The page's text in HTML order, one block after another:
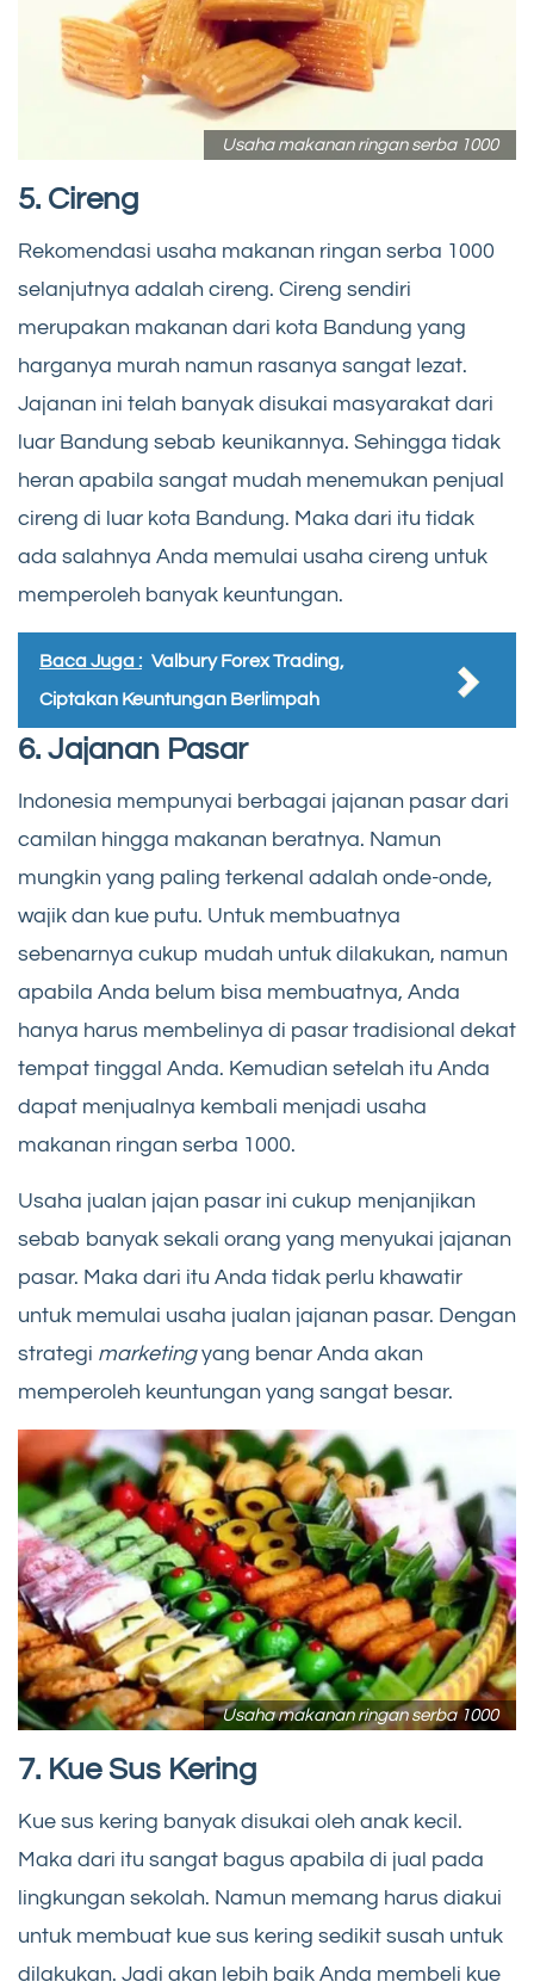
Usaha makanan ringan serba 1000
5. Cireng
Rekomendasi usaha makanan ringan serba 1000
selanjutnya adalah cireng. Cireng sendiri
merupakan makanan dari kota Bandung yang
harganya murah namun rasanya sangat lezat.
Jajanan ini telah banyak disukai masyarakat dari
luar Bandung sebab keunikannya. Sehingga tidak
heran apabila sangat mudah menemukan penjual
cireng di luar kota Bandung. Maka dari itu tidak
ada salahnya Anda memulai usaha cireng untuk
memperoleh banyak keuntungan.
Baca Juga : Valbury Forex Trading,
Ciptakan Keuntungan Berlimpah
6. Jajanan Pasar
Indonesia mempunyai berbagai jajanan pasar dari
camilan hingga makanan beratnya. Namun
mungkin yang paling terkenal adalah onde-onde,
wajik dan kue putu. Untuk membuatnya
sebenarnya cukup mudah untuk dilakukan, namun
apabila Anda belum bisa membuatnya, Anda
hanya harus membelinya di pasar tradisional dekat
tempat tinggal Anda. Kemudian setelah itu Anda
dapat menjualnya kembali menjadi usaha
makanan ringan serba 1000.
Usaha jualan jajan pasar ini cukup menjanjikan
sebab banyak sekali orang yang menyukai jajanan
pasar. Maka dari itu Anda tidak perlu khawatir
untuk memulai usaha jualan jajanan pasar. Dengan
strategi marketingyang benar Anda akan
memperoleh keuntungan yang sangat besar.
Usaha makanan ringan serba 1000
7. Kue Sus Kering
Kue sus kering banyak disukai oleh anak kecil.
Maka dari itu sangat bagus apabila di jual pada
lingkungan sekolah. Namun memang harus diakui
untuk membuat kue sus kering sedikit susah untuk
dilakukan. Jadi akan lebih baik Anda membeli kue